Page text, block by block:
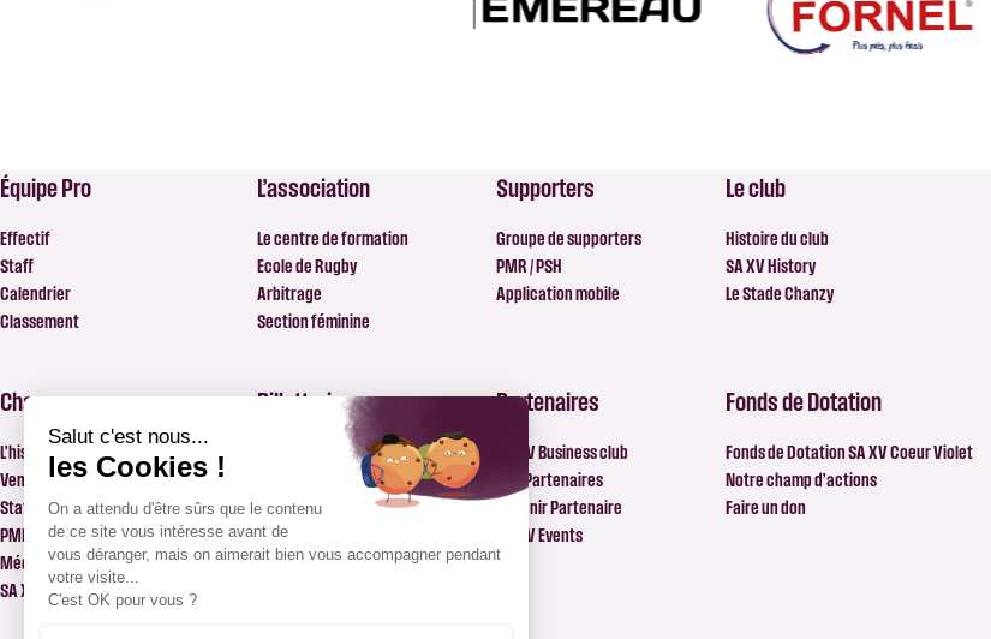
Équipe Pro
Effectif
Staff
Calendrier
Classement
L’association
Le centre de formation
Ecole de Rugby
Arbitrage
Section féminine
Supporters
Groupe de supporters
PMR / PSH
Application mobile
Le club
Histoire du club
SA XV History
Le Stade Chanzy
Chanzy
L’histoire du Stade Chanzy
Venir à Chanzy
Stationnement
PMR / PSH
Médias
SA XV Events
Billetterie
Informations Billetterie
PMR / PSH
Partenaires
SA XV Business club
Nos Partenaires
Devenir Partenaire
SA XV Events
Fonds de Dotation
Fonds de Dotation SA XV Coeur Violet
Notre champ d’actions
Faire un don